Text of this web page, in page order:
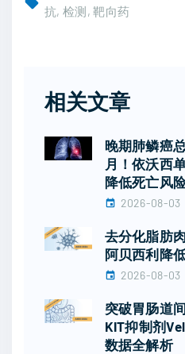
抗 检测 靶向药
相关文章
晚期肺鳞癌
月！依沃西
降低死亡风
2026-08-03
去分化脂肪
阿贝西利降
2026-08-03
突破胃肠道
KIT抑制剂
数据全解析